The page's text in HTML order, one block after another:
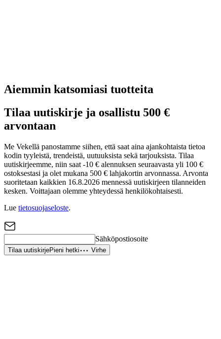
Aiemmin katsomiasi tuotteita
Tilaa uutiskirje ja osallistu 500 €
arvontaan
Me Vekellä panostamme siihen, että saat aina ajankohtaista tietoa
kodin tyyleistä, trendeistä, uutuuksista sekä tarjouksista. Tilaa
uutiskirjeemme, niin saat -10 € alennuksen seuraavasta yli 100 €
ostoksestasi ja olet mukana 500 € lahjakortin arvonnassa. Arvonta
suoritetaan kaikkien 16.8.2026 mennessä uutiskirjeen tilanneiden
kesken. Voittajaan olemme yhteydessä henkilökohtaisesti.
Lue tietosuojaseloste.
Sähköpostiosoite
Tilaa uutiskirjePieni hetki Virhe